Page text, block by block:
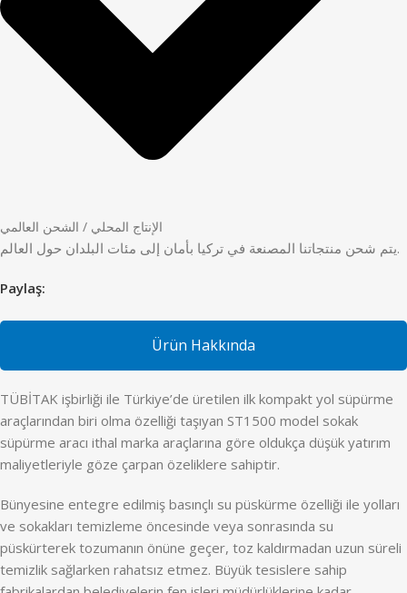
الإنتاج المحلي / الشحن العالمي
يتم شحن منتجاتنا المصنعة في تركيا بأمان إلى مئات البلدان حول العالم.
Paylaş:
Ürün Hakkında
TÜBİTAK işbirliği ile Türkiye’de üretilen ilk kompakt yol süpürme
araçlarından biri olma özelliği taşıyan ST1500 model sokak
süpürme aracı ithal marka araçlarına göre oldukça düşük yatırım
maliyetleriyle göze çarpan özeliklere sahiptir.
Bünyesine entegre edilmiş basınçlı su püskürme özelliği ile yolları
ve sokakları temizleme öncesinde veya sonrasında su
püskürterek tozumanın önüne geçer, toz kaldırmadan uzun süreli
temizlik sağlarken rahatsız etmez. Büyük tesislere sahip